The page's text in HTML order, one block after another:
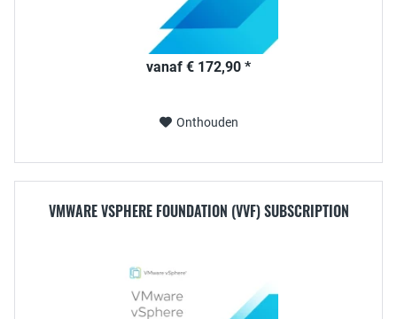
vanaf € 172,90 *
Onthouden
VMWARE VSPHERE FOUNDATION (VVF) SUBSCRIPTION